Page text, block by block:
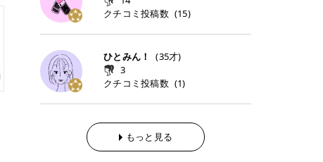
パッド 「うるおいとハリ感をサポー
トし、なめらかな肌へ導く高密着ゲ
ルパッド」 PDRNやコラーゲン成分
る肌をしっとり整えるゲルタイプの
トナーパッド。密着力が高く、スキ
ンケアの土台ケアとして取り入れや
見るQoo10での購入はこちら 2. BIO
DANCE コラーゲンゲルトナーパッ
ド 「うるおいを与えながら肌をやわ
らかく整える保湿ケアパッド」 ゲル
出力のレーザーをバチッ！と当て
て、毛根の発毛組織に向けてレーザ
ーを照射します。ワキやVIOのよう
す！その分、輪ゴムで弾かれたよう
な強い痛みを感じやすい傾向があり
ます。 * 蓄熱式 低出力のレーザー
わじわ熱を伝える方式です。急激な
熱さを感じにくく、痛みや肌への負
担を抑えやすいのが嬉しいポイン
7. 店舗一覧と美容医療メニュー ・
の店舗一覧 ・脱毛だけじゃない！美
容医療メニュー 8. まとめ ｜エミナ
ルクリニックの魅力とは？選ばれる
3つの特徴 ※1 開業2019年3月20日
～2026年6月30日時点(医療脱毛、
ハイフ、ダーマペン、美容点滴、医
りたいけど、痛いのはイヤだし、通
う時間もない…」医療脱毛にそんな
ハードルを感じていませんか？エミ
です。 フルーツオレ｜ピュア感あふ
くふんわり発色し、粘膜リップのよ
うな仕上がりになります。 柔らかく
可愛らしい印象になり、毎日使いた
くなるナチュラルカラー。 スクール
メイクやオフィスメイクにもおすす
ン｜上品なピンクベージュ 黄みを抑
えたクリーミーなピンクベージュ。
ほんのり青みを感じる絶妙なカラー
油」 👑「柳屋 あんず油」の特徴 1
00％植物由来の「柳屋 あんず油」
だけでなく、ボディケア・ネイルケ
アなど幅広く保湿ケア。 実際に使用
した方のクチコミ > 5 > 1本あると
> ──────────── > > 100%植
でいてパサついているので > オイル
は必需品です > > 少しとろみがある
サイトが対象になっている場合も多
く、お買い物の内容や流れを変える
必要はありません。 「どうせ買う予
ドを経由するだけで、ポイントも一
緒に受け取れる、そんな手軽さがあ
ります✨ またトラミーリワードに
・1ポイント＝1円でわかりやすい
・選べるe-GIFT・Amazonギフト
券・ドットマネーなどに交換できる
・トラミー会員なら無料で利用でき
クチコミ投稿数 (15)
ひとみん！ (35才)
3
クチコミ投稿数 (1)
もっと見る